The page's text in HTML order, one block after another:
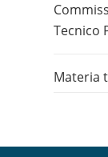
Tecnico
Materia